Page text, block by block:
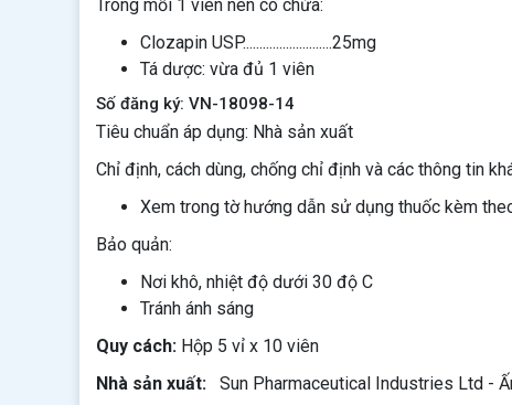
Trong mỗi 1 viên nén có chứa:
Clozapin USP...........................25mg
Tá dược: vừa đủ 1 viên
Số đăng ký: VN-18098-14
Tiêu chuẩn áp dụng: Nhà sản xuất
Chỉ định, cách dùng, chống chỉ định và các thông tin
Xem trong tờ hướng dẫn sử dụng thuốc kèm
Bảo quản:
Nơi khô, nhiệt độ dưới 30 độ C
Tránh ánh sáng
Quy cách: Hộp 5 vỉ x 10 viên
Nhà sản xuất:
Sun Pharmaceutical Industries Ltd -